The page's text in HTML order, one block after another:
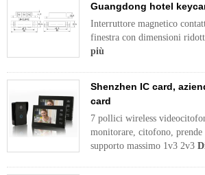
Guangdong hotel
Interruttore magnetico
finestra con dimensioni
più
Shenzhen IC card,
card
7 pollici wireless
monitorare, citofono,
supporto massimo 1v3 2v3